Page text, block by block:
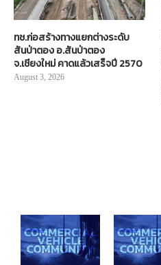
ทช.ก่อสร้างทางแยกต่างระดับ
สันป่าตอง อ.สันป่าตอง
จ.เชียงใหม่ คาดแล้วเสร็จปี 2570
August 3, 2026